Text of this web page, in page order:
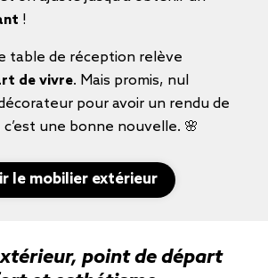
!
table de réception relève
de vivre. Mais promis, nul
pour avoir un rendu de
une bonne nouvelle. 🌸
le mobilier extérieur
point de départ